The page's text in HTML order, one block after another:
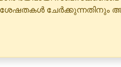
ചേർക്കുന്നതിനും